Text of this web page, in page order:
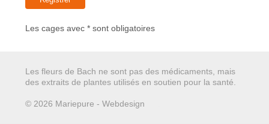
Les cages avec * sont obligatoires
Les fleurs de Bach ne sont pas des médicaments, mais
des extraits de plantes utilisés en soutien pour la santé.
© 2026 Mariepure - Webdesign